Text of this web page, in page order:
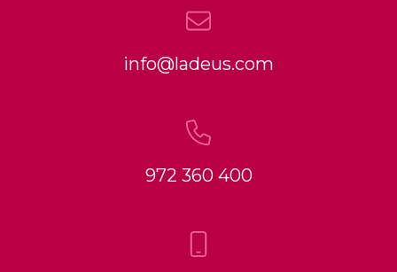
info@ladeus.com
972 360 400